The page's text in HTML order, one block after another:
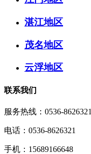
湛江地区
茂名地区
云浮地区
联系我们
服务热线： 0536-8626321
电话：0536-8626321
手机：15689166648